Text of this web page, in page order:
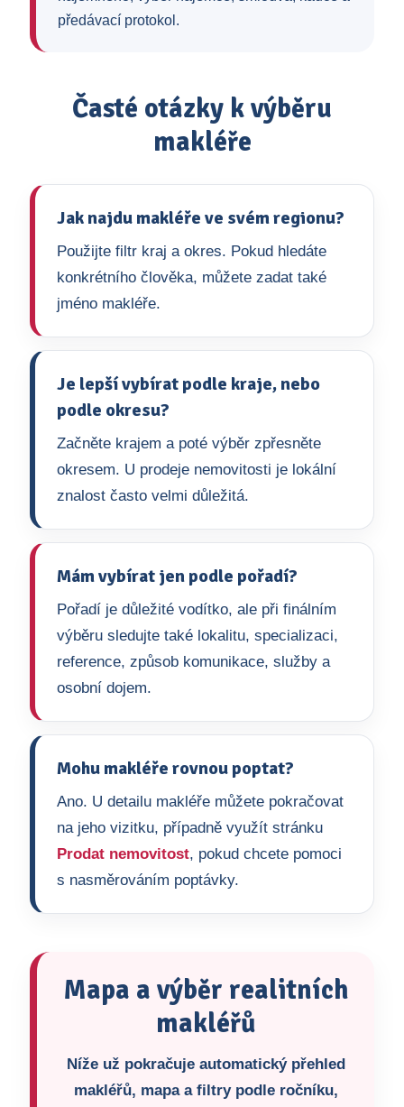
předávací protokol.
Časté otázky k výběru
makléře
Jak najdu makléře ve svém regionu?
Použijte filtr kraj a okres. Pokud hledáte
konkrétního člověka, můžete zadat také
jméno makléře.
Je lepší vybírat podle kraje, nebo
podle okresu?
Začněte krajem a poté výběr zpřesněte
okresem. U prodeje nemovitosti je lokální
znalost často velmi důležitá.
Mám vybírat jen podle pořadí?
Pořadí je důležité vodítko, ale při finálním
výběru sledujte také lokalitu, specializaci,
reference, způsob komunikace, služby a
osobní dojem.
Mohu makléře rovnou poptat?
Ano. U detailu makléře můžete pokračovat
na jeho vizitku, případně využít stránku
Prodat nemovitost, pokud chcete pomoci
s nasměrováním poptávky.
Mapa a výběr realitních
makléřů
Níže už pokračuje automatický přehled
makléřů, mapa a filtry podle ročníku,